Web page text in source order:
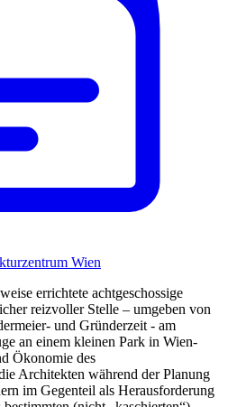
Wien
errichtete achtgeschossige
reizvoller Stelle – umgeben von
und Gründerzeit - am
an einem kleinen Park in Wien-
Ökonomie des
Architekten während der Planung
im Gegenteil als Herausforderung